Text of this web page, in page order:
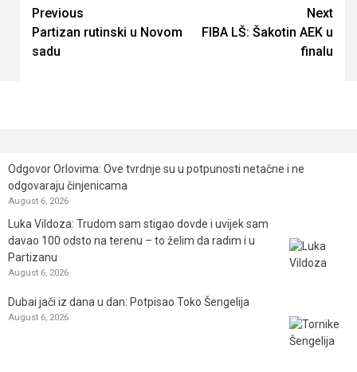
Continue
Reading
Previous
Partizan rutinski u Novom
sadu
Next
FIBA LŠ: Šakotin AEK u
finalu
Odgovor Orlovima: ​Ove tvrdnje su u potpunosti netačne i ne
odgovaraju činjenicama
August 6, 2026
Luka Vildoza: Trudom sam stigao dovde i uvijek sam
davao 100 odsto na terenu – to želim da radim i u
Partizanu
August 6, 2026
Dubai jači iz dana u dan: Potpisao Toko Šengelija
August 6, 2026